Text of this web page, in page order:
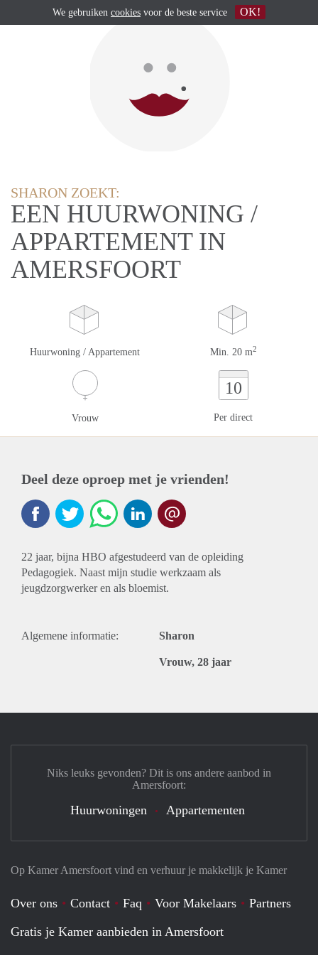
SHARON ZOEKT:
EEN HUURWONING /
APPARTEMENT IN
AMERSFOORT
Huurwoning / Appartement Min. 20 m2
Vrouw
10
Per direct
Deel deze oproep met je vrienden!
22 jaar, bijna HBO afgestudeerd van de opleiding
Pedagogiek. Naast mijn studie werkzaam als
jeugdzorgwerker en als bloemist.
Algemene informatie: Sharon
Vrouw, 28 jaar
Op Kamer Amersfoort vind en verhuur je makkelijk je Kamer
Over ons Contact Faq Voor Makelaars
Partners
Gratis je Kamer aanbieden in Amersfoort
Niks leuks gevonden? Dit is ons andere aanbod in
Amersfoort:
Huurwoningen Appartementen
We gebruiken cookies voor de beste service OK!